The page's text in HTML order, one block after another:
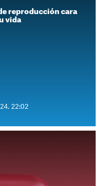
reproducción cara
vida
22:02